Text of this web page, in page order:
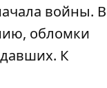
войны. В
обломки
К